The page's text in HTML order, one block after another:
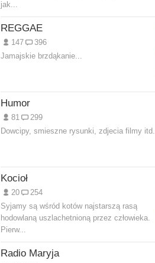
jak...
REGGAE
147
396
Jamajskie brzdąkanie...
Humor
81
299
Dowcipy, smieszne rysunki, zdjecia filmy itd.
Kocioł
20
254
Syjamy są wśród kotów najstarszą rasą
hodowlaną uszlachetnioną przez człowieka.
Pierw...
Radio Maryja